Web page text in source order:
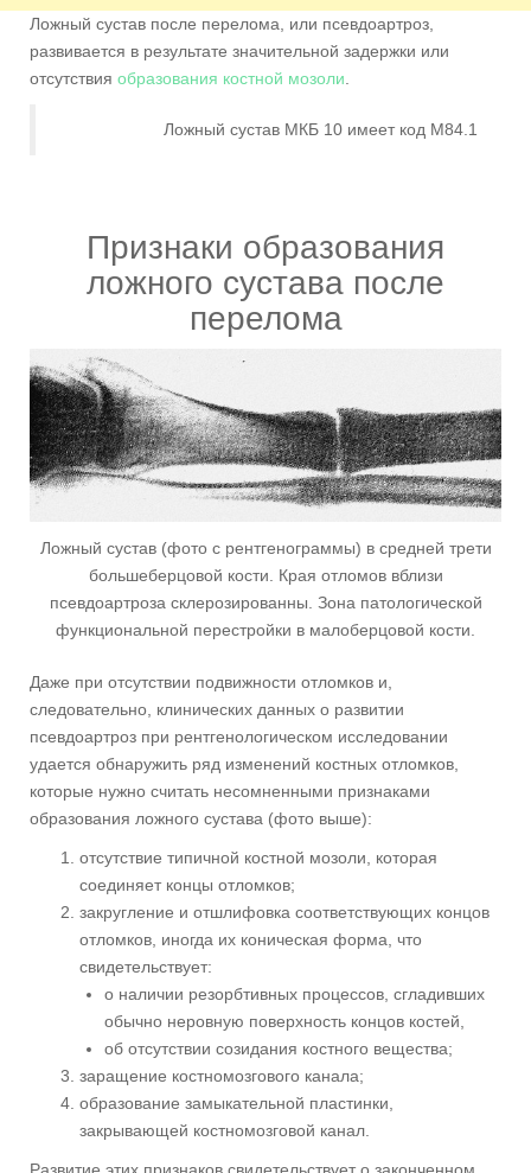
Ложный сустав после перелома, или псевдоартроз,
развивается в результате значительной задержки или
отсутствия образования костной мозоли
Ложный сустав МКБ 10 имеет код M84.1
Признаки образования
ложного сустава после
перелома
Ложный сустав (фото с рентгенограммы) в средней трети
большеберцовой кости. Края отломов вблизи
псевдоартроза склерозированны. Зона патологической
функциональной перестройки в малоберцовой кости.
Даже при отсутствии подвижности отломков и,
следовательно, клинических данных о развитии
псевдоартроз при рентгенологическом исследовании
удается обнаружить ряд изменений костных отломков,
которые нужно считать несомненными признаками
образования ложного сустава (фото выше):
отсутствие типичной костной мозоли, которая
соединяет концы отломков;
закругление и отшлифовка соответствующих концов
отломков, иногда их коническая форма, что
свидетельствует:
о наличии резорбтивных процессов, сгладивших
обычно неровную поверхность концов костей,
об отсутствии созидания костного вещества;
заращение костномозгового канала;
образование замыкательной пластинки,
закрывающей костномозговой канал.